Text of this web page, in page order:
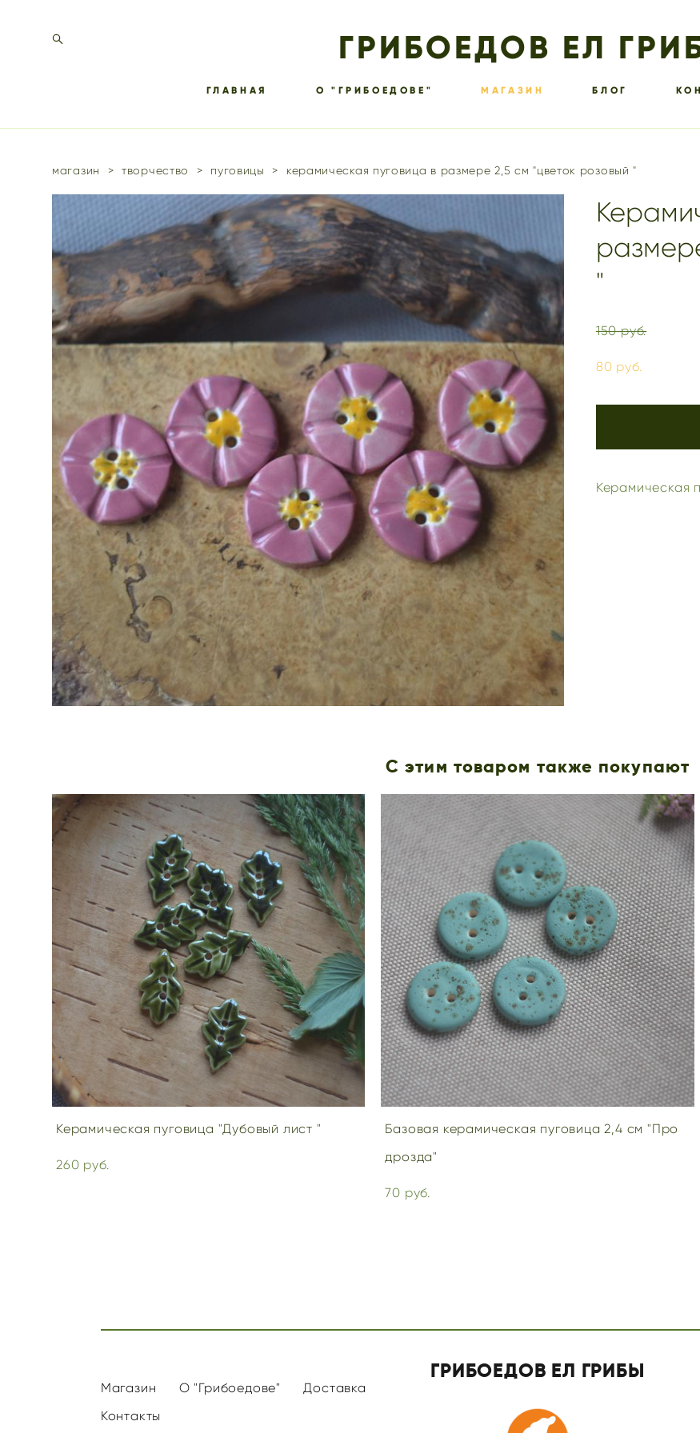
ГРИБОЕДОВ ЕЛ
ГЛАВНАЯ О "ГРИБОЕДОВЕ" МАГАЗИН БЛОГ
магазин > творчество > пуговицы > керамическая пуговица в размере 2,5 см "цветок розовый "
"
150 pуб.
80 pуб.
Керамическая
С этим товаром также покупают
Керамическая пуговица "Дубовый лист "
260 pуб.
Базовая керамическая пуговица 2,4 см "Про
дрозда"
70 pуб.
Магазин О "Грибоедове"
Доставка
Контакты
ГРИБОЕДОВ ЕЛ ГРИБЫ